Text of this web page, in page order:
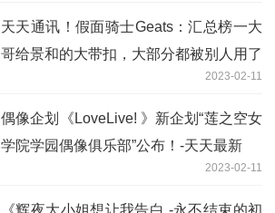
天天通讯！假面骑士Geats：汇总榜一大
哥给景和的大带扣，大部分都被别人用了
2023-02-11
偶像企划《LoveLive! 》新企划“莲之空女
学院学园偶像俱乐部”公布！-天天最新
2023-02-11
《辉夜大小姐想让我告白 -永不结束的初